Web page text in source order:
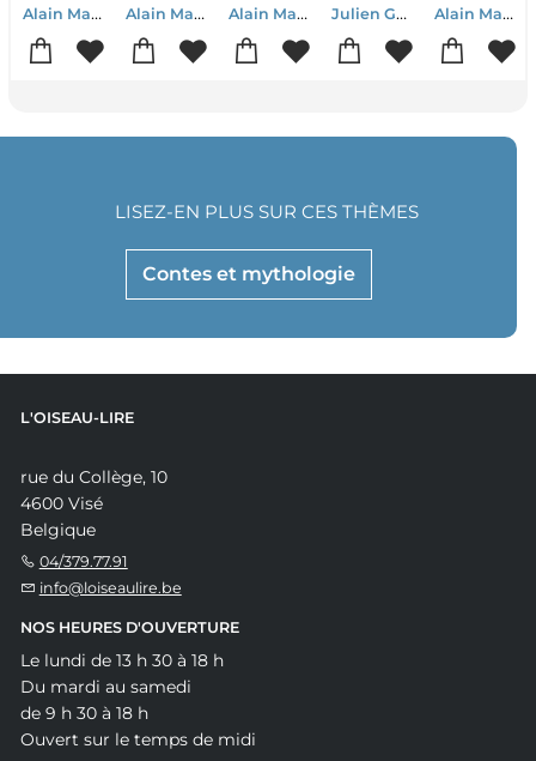
Alain Marty
Alain Marty
Alain Marty
Julien Gueho-Alain Marty-Kalo Bremes-Amelie Sapin-Romain Quessada-Thomas Courjault-Celine Thomas-Gilles Madic-Ho
Alain Marty
Contes et mythologie
LISEZ-EN PLUS SUR CES THÈMES
L'OISEAU-LIRE
rue du Collège, 10
4600 Visé
Belgique
04/379.77.91
info@loiseaulire.be
NOS HEURES D'OUVERTURE
Le lundi de 13 h 30 à 18 h
Du mardi au samedi
de 9 h 30 à 18 h
Ouvert sur le temps de midi